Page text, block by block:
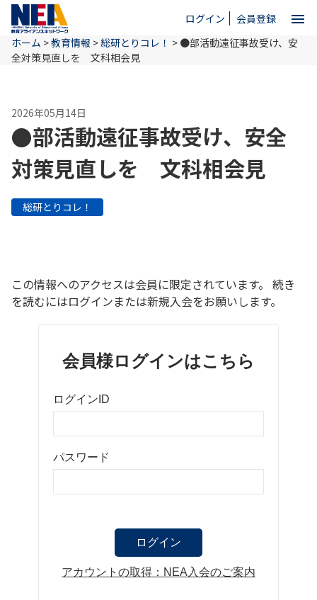
ログイン 会員登録 menu
ホーム
NEAとは
教育情報
ホーム >教育情報 >総研とりコレ！ > ●部活動遠征事故受け、安
全対策見直しを 文科相会見
2026年05月14日
●部活動遠征事故受け、安全
対策見直しを 文科相会見
総研とりコレ！
この情報へのアクセスは会員に限定されています。 続き
を読むにはログインまたは新規入会をお願いします。
会員様ログインはこちら
ログインID
パスワード
アカウントの取得：NEA入会のご案内